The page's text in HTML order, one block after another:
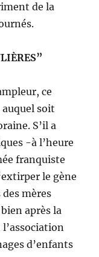
de la
ce
soit
S’il a
-à l’heure
franquiste
le gène
mères
après la
d’enfants